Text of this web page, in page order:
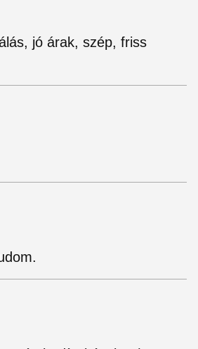
jó árak, szép, friss